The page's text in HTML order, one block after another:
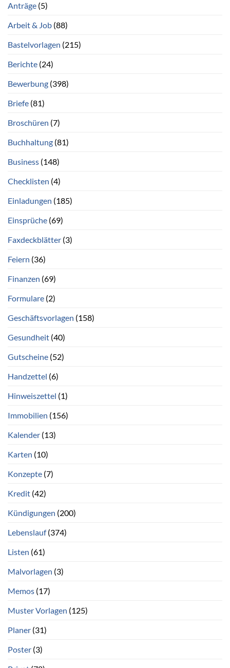
Anträge (5)
Arbeit & Job (88)
Bastelvorlagen (215)
Berichte (24)
Bewerbung (398)
Briefe (81)
Broschüren (7)
Buchhaltung (81)
Business (148)
Checklisten (4)
Einladungen (185)
Einsprüche (69)
Faxdeckblätter (3)
Feiern (36)
Finanzen (69)
Formulare (2)
Geschäftsvorlagen (158)
Gesundheit (40)
Gutscheine (52)
Handzettel (6)
Hinweiszettel (1)
Immobilien (156)
Kalender (13)
Karten (10)
Konzepte (7)
Kredit (42)
Kündigungen (200)
Lebenslauf(374)
Listen (61)
Malvorlagen (3)
Memos (17)
Muster Vorlagen (125)
Planer (31)
Poster (3)